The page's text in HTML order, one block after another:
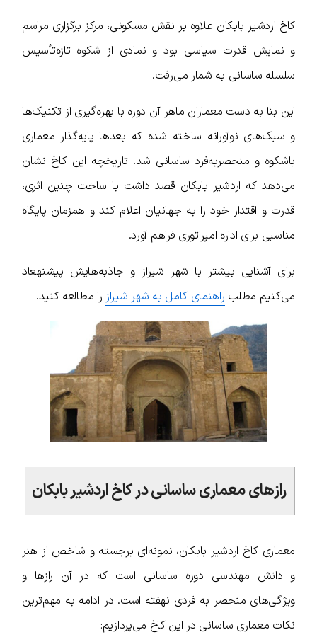
کاخ اردشیر بابکان علاوه بر نقش مسکونی، مرکز برگزاری مراسم
و نمایش قدرت سیاسی بود و نمادی از شکوه تازه‌تأسیس
سلسله ساسانی به شمار می‌رفت.
این بنا به دست معماران ماهر آن دوره با بهره‌گیری از تکنیک‌ها
و سبک‌های نوآورانه ساخته شده که بعدها پایه‌گذار معماری
باشکوه و منحصربه‌فرد ساسانی شد. تاریخچه این کاخ نشان
می‌دهد که اردشیر بابکان قصد داشت با ساخت چنین اثری،
قدرت و اقتدار خود را به جهانیان اعلام کند و همزمان پایگاه
مناسبی برای اداره امپراتوری فراهم آورد.
برای آشنایی بیشتر با شهر شیراز و جاذبه‌هایش پیشنهعاد
می‌‎کنیم مطلب
راهنمای کامل به شهر شیراز را مطالعه کنید.
رازهای معماری ساسانی در کاخ اردشیر بابکان
معماری کاخ اردشیر بابکان، نمونه‌ای برجسته و شاخص از هنر
و دانش مهندسی دوره ساسانی است که در آن رازها و
ویژگی‌های منحصر به فردی نهفته است. در ادامه به مهم‌ترین
نکات معماری ساسانی در این کاخ می‌پردازیم: